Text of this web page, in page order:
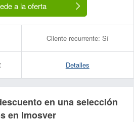
a la oferta
Cliente recurrente: Sí
Detalles
en una selección
en Imosver